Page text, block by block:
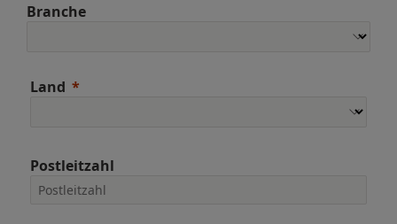
Branche
Land
Postleitzahl